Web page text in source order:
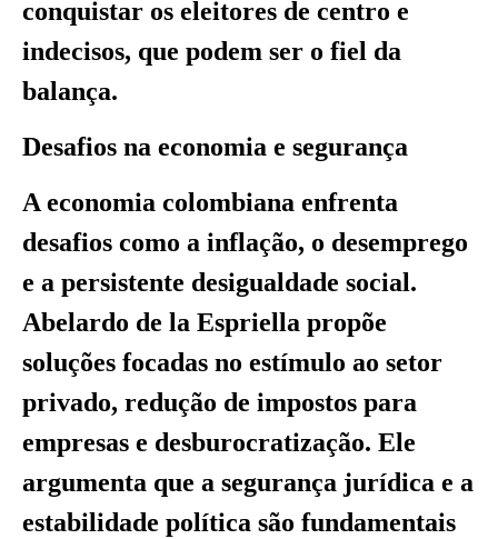
conquistar os eleitores de centro e
indecisos, que podem ser o fiel da
balança.
Desafios na economia e segurança
A economia colombiana enfrenta
desafios como a inflação, o desemprego
e a persistente desigualdade social.
Abelardo de la Espriella propõe
soluções focadas no estímulo ao setor
privado, redução de impostos para
empresas e desburocratização. Ele
argumenta que a segurança jurídica e a
estabilidade política são fundamentais